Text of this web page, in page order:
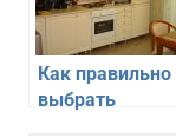
Как правильно
выбрать